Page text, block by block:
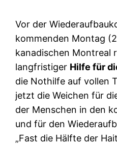
Vor der
kommenden Montag
kanadischen Montreal
langfristiger Hilfe für
die Nothilfe auf vollen
jetzt die Weichen für
der Menschen in den
und für den
„Fast die Hälfte der